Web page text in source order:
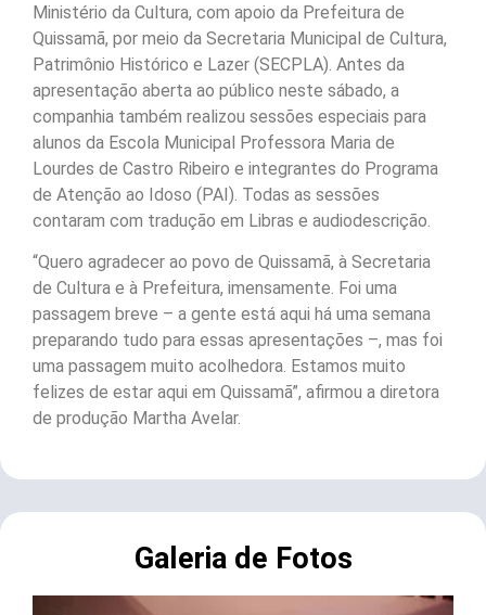
Ministério da Cultura, com apoio da Prefeitura de
Quissamã, por meio da Secretaria Municipal de Cultura,
Patrimônio Histórico e Lazer (SECPLA). Antes da
apresentação aberta ao público neste sábado, a
companhia também realizou sessões especiais para
alunos da Escola Municipal Professora Maria de
Lourdes de Castro Ribeiro e integrantes do Programa
de Atenção ao Idoso (PAI). Todas as sessões
contaram com tradução em Libras e audiodescrição.
“Quero agradecer ao povo de Quissamã, à Secretaria
de Cultura e à Prefeitura, imensamente. Foi uma
passagem breve – a gente está aqui há uma semana
preparando tudo para essas apresentações –, mas foi
uma passagem muito acolhedora. Estamos muito
felizes de estar aqui em Quissamã”, afirmou a diretora
de produção Martha Avelar.
Galeria de Fotos